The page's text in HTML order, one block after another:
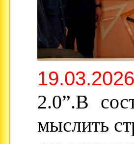
2.0”.В
мыслить